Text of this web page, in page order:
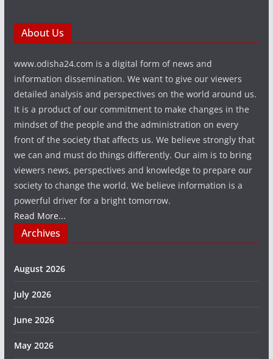
About Us
www.odisha24.com is a digital form of news and
information dissemination. We want to give our viewers
detailed analysis and perspectives on the world around us.
It is a product of our commitment to make changes in the
mindset of the people and the administration on every
front of the society that affects us. We believe strongly that
we can and must do things differently. Our aim is to bring
viewers news, perspectives and knowledge to prepare our
society to change the world. We believe information is a
powerful driver for a bright tomorrow.
Read More...
Archives
August 2026
July 2026
June 2026
May 2026